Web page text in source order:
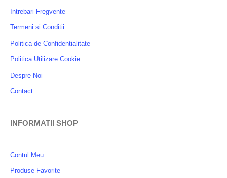
Intrebari Fregvente
Termeni si Conditii
Politica de Confidentialitate
Politica Utilizare Cookie
Despre Noi
Contact
INFORMATII SHOP
Contul Meu
Produse Favorite